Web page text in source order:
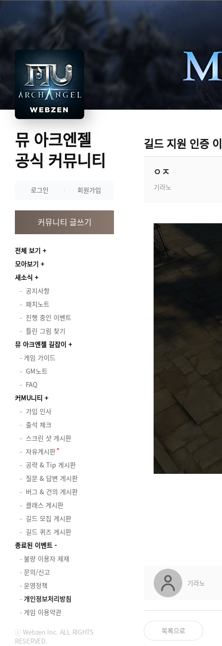
뮤 아크엔젤
공식 커뮤니티
로그인 회원가입
커뮤니티 글쓰기
전체 보기
모아보기
새소식
공지사항
패치노트
진행 중인 이벤트
틀린 그림 찾기
뮤 아크엔젤 길잡이
게임 가이드
GM노트
FAQ
커MU니티
가입 인사
출석 체크
스크린 샷 게시판
자유게시판
공략 & Tip 게시판
질문 & 답변 게시판
버그 & 건의 게시판
클래스 게시판
길드 모집 게시판
길드 퀴즈 게시판
종료된 이벤트
불량 이용자 제재
문의/신고
운영정책
개인정보처리방침
게임 이용약관
ⓒ Webzen Inc. ALL RIGHTS
RESERVED.
길드 지원 인증
ㅇㅈ
기라노
기라노
목록으로